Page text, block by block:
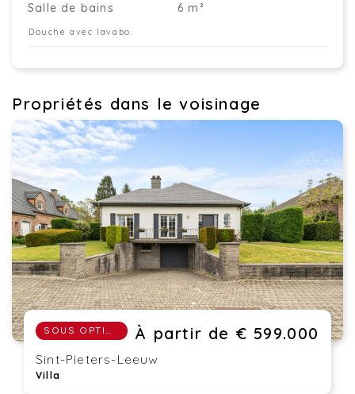
Salle de bains 6 m²
Douche avec lavabo.
Propriétés dans le voisinage
SOUS OPTION À partir de € 599.000
Sint-Pieters-Leeuw
Villa